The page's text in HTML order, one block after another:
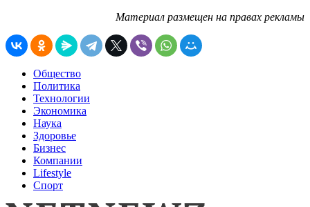
Материал размещен на правах рекламы
Общество
Политика
Технологии
Экономика
Наука
Здоровье
Бизнес
Компании
Lifestyle
Спорт